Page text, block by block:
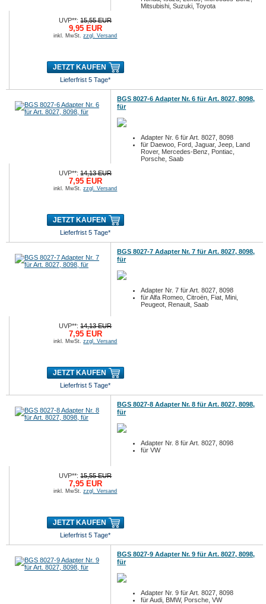
Mitsubishi, Suzuki, Toyota
UVP**:15,55 EUR
9,95 EUR
inkl. MwSt.zzgl. Versand
JETZT KAUFEN
Lieferfrist 5 Tage*
BGS 8027-6 Adapter Nr. 6 für Art. 8027, 8098,
für
Adapter Nr. 6 für Art. 8027, 8098
für Daewoo, Ford, Jaguar, Jeep, Land
Rover, Mercedes-Benz, Pontiac,
Porsche, Saab
UVP**:14,13 EUR
7,95 EUR
inkl. MwSt.zzgl. Versand
JETZT KAUFEN
Lieferfrist 5 Tage*
BGS 8027-7 Adapter Nr. 7 für Art. 8027, 8098,
für
Adapter Nr. 7 für Art. 8027, 8098
für Alfa Romeo, Citroën, Fiat, Mini,
Peugeot, Renault, Saab
UVP**:14,13 EUR
7,95 EUR
inkl. MwSt.zzgl. Versand
JETZT KAUFEN
Lieferfrist 5 Tage*
BGS 8027-8 Adapter Nr. 8 für Art. 8027, 8098,
für
Adapter Nr. 8 für Art. 8027, 8098
für VW
UVP**:15,55 EUR
7,95 EUR
inkl. MwSt.zzgl. Versand
JETZT KAUFEN
Lieferfrist 5 Tage*
BGS 8027-9 Adapter Nr. 9 für Art. 8027, 8098,
für
Adapter Nr. 9 für Art. 8027, 8098
für Audi, BMW, Porsche, VW